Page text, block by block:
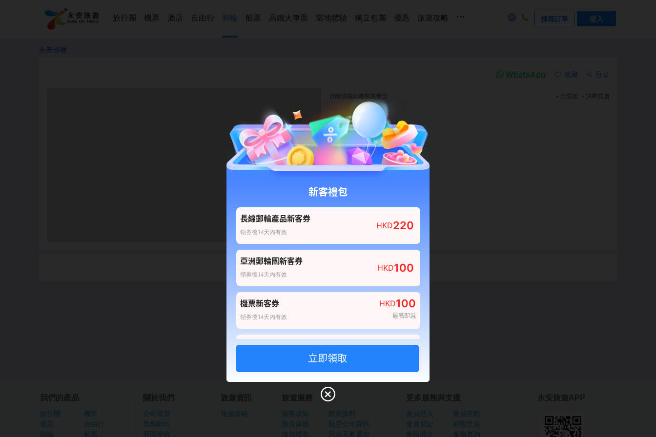
旅行團 機票 酒店 自由行 郵輪 船票 高鐵火車票 當地體驗 獨立包團 優惠 旅遊攻略 ... 搜尋訂單 登入
永安郵輪
WhatsApp 收藏 分享
日曆價格以港幣為單位 已成團 快將成團
確認
旅行團
酒店
郵輪
機票
自由行
船票
公司背景
最新動向
新聞發佈
旅遊攻略
旅客須知
旅遊保險
旅遊禮券
航班資料
航空公司資料
惡劣天氣通知
會員登入
會員登記
會籍簡介
會員活動
顧客意見
服務查詢
新客禮包
長線郵輪產品新客券
領券後14天內有效
HKD220
亞洲郵輪團新客券
領券後14天內有效
HKD100
機票新客券
領券後14天內有效
HKD100
最高即減
酒店新客券 HKD80